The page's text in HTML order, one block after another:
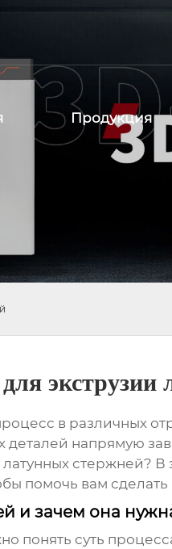
Продукция
в различных
деталей напрямую
стержней? В
помочь вам
и зачем она
понять суть